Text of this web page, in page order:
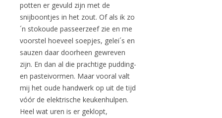
potten er gevuld zijn met de
snijboontjes in het zout. Of als ik zo
´n stokoude passeerzeef zie en me
voorstel hoeveel soepjes, gelei´s en
sauzen daar doorheen gewreven
zijn. En dan al die prachtige pudding-
en pasteivormen. Maar vooral valt
mij het oude handwerk op uit de tijd
vóór de elektrische keukenhulpen.
Heel wat uren is er geklopt,